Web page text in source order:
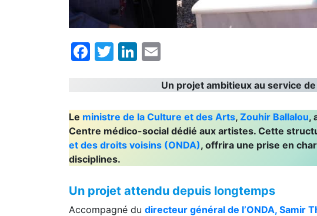
Facebook
TwitterLinkedIn
Un projet ambitieux au service
Le ministre de la Culture et des Arts, Zouhir Ballalou,
Centre médico-social dédié aux artistes. Cette
et des droits voisins (ONDA), offrira une prise en
disciplines.
Un projet attendu depuis longtemps
Accompagné du directeur général de l’ONDA, Samir